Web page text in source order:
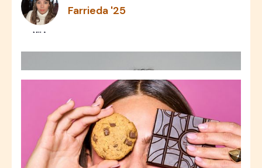
MILA
Farrieda '25